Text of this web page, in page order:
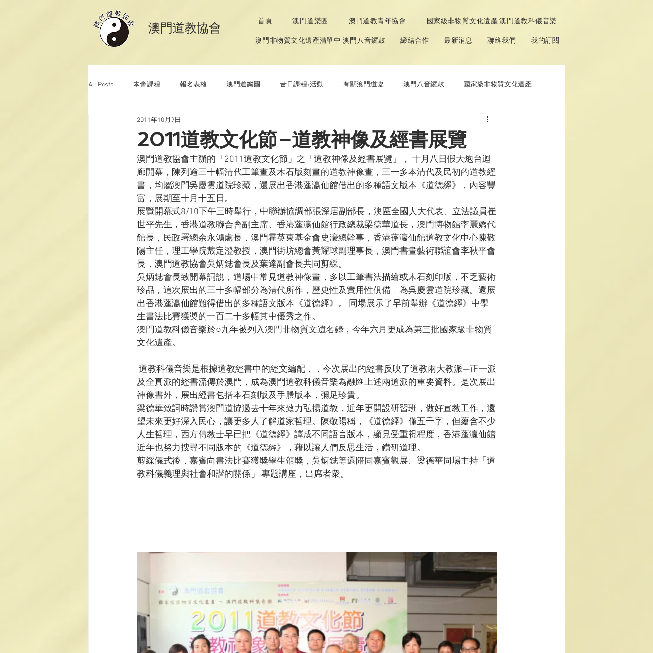
​澳門道教協會 首頁 澳門道樂團 澳門道教青年協會 國家級非物質文化遺產 澳門道敎科儀音樂
澳門非物質文化遺產清單中 澳門八音鑼鼓 締結合作 最新消息 聯絡我們 我的訂閱
All Posts 本會課程 報名表格 澳門道樂團 昔日課程/活動 有關澳門道協 澳門八音鑼鼓 國家級非物質文化遺產
澳門道教科儀音樂
2011道教文化節–道教神像及經書展覽
2011年10月9日
澳門道教協會主辦的「2011道教文化節」之「道教神像及經書展覽」， 十月八日假大炮台迴
廊開幕，陳列逾三十幅清代工筆畫及木石版刻畫的道教神像畫，三十多本清代及民初的道教經
書，均屬澳門吳慶雲道院珍藏，還展出香港蓬瀛仙館借出的多種語文版本《道德經》，內容豐
富，展期至十月十五日。
展覽開幕式8/10下午三時舉行，中聯辦協調部張深居副部長，澳區全國人大代表、立法議員崔
世平先生，香港道教聯合會副主席、香港蓬瀛仙館行政總裁梁德華道長，澳門博物館李麗嬌代
館長，民政署總余永鴻處長，澳門霍英東基金會史濠總幹事，香港蓬瀛仙館道教文化中心陳敬
陽主任，理工學院戴定澄教授，澳門街坊總會黃耀球副理事長，澳門書畫藝術聯誼會李秋平會
長，澳門道教協會吳炳鋕會長及葉達副會長共同剪綵。
吳炳鋕會長致開幕詞說，道場中常見道教神像畫，多以工筆書法描繪或木石刻印版，不乏藝術
珍品，這次展出的三十多幅部分為清代所作，歷史性及實用性俱備，為吳慶雲道院珍藏。還展
出香港蓬瀛仙館難得借出的多種語文版本《道德經》。 同場展示了早前舉辦《道德經》中學
生書法比賽獲奬的一百二十多幅其中優秀之作。
澳門道教科儀音樂於○九年被列入澳門非物質文遺名錄，今年六月更成為第三批國家級非物質
文化遺產。
及全真派的經書流傳於澳門，成為澳門道教科儀音樂為融匯上述兩道派的重要資料。是次展出
神像書外，展出經書包括本石刻版及手謄版本，彌足珍貴。
梁德華致詞時讚賞澳門道協過去十年來致力弘揚道教，近年更開設研習班，做好宣教工作，還
望未來更好深入民心，讓更多人了解道家哲理。陳敬陽稱，《道德經》僅五千字，但蘊含不少
人生哲理，西方傳教士早已把《道德經》譯成不同語言版本，顯見受重視程度，香港蓬瀛仙館
近年也努力搜尋不同版本的《道德經》，藉以讓人們反思生活，鑽研道理。
剪綵儀式後，嘉賓向書法比賽獲奬學生頒奬，吳炳鋕等還陪同嘉賓觀展。梁德華同場主持「道
教科儀義理與社會和諧的關係」 專題講座，出席者衆。